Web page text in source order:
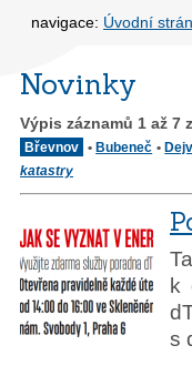
navigace: Úvodní
Novinky
Výpis záznamů 1 až 7
Břevnov •Bubeneč •
katastry
k
s